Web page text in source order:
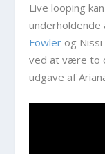
Live looping
Fowler og
ved at være to
udgave af